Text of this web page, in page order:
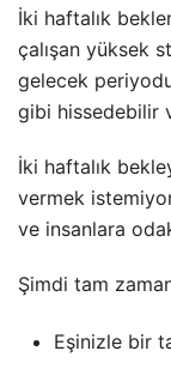
İki haftalık
çalışan yüksek
gelecek
gibi hissedebilir
İki haftalık
vermek
ve insanlara
Şimdi tam
Eşinizle bir